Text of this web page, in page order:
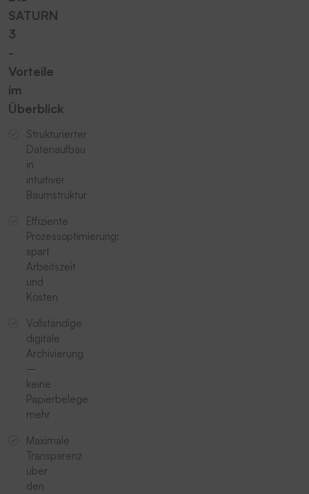
SATURN
3
-
Vorteile
im
Überblick
Strukturierter
Datenaufbau
in
intuitiver
Baumstruktur
Effiziente
Prozessoptimierung:
spart
Arbeitszeit
und
Kosten
Vollständige
digitale
Archivierung
–
keine
Papierbelege
mehr
Maximale
Transparenz
über
den